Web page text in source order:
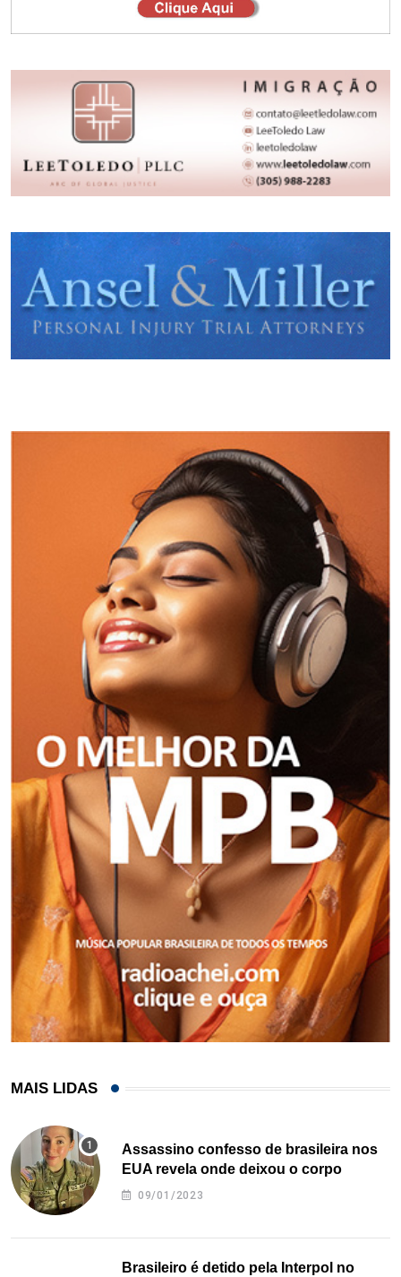
MAIS LIDAS
Assassino confesso de brasileira nos
EUA revela onde deixou o corpo
09/01/2023
Brasileiro é detido pela Interpol no